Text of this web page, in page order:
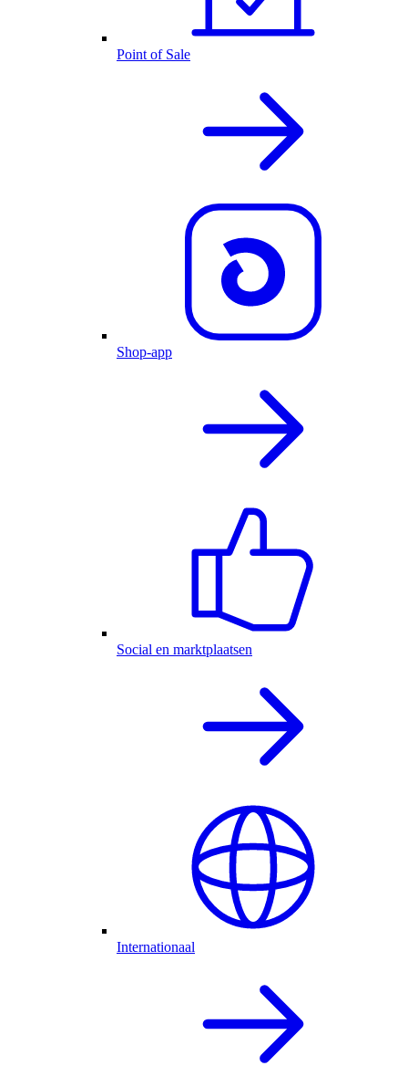
Point of Sale
Shop-app
Social en marktplaatsen
Internationaal